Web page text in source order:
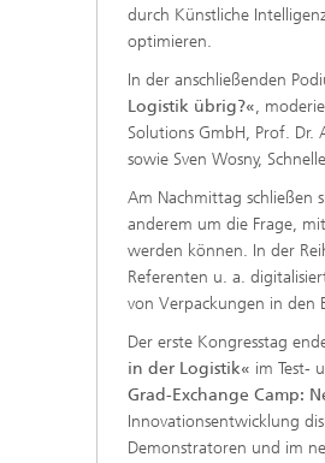
durch Künstliche
optimieren.
In der anschließenden
Logistik übrig?«,
Solutions GmbH, Prof. Dr.
sowie Sven Wosny,
Am Nachmittag schließen
anderem um die Frage,
werden können. In der
Referenten u. a.
von Verpackungen in den
Der erste Kongresstag
in der Logistik« im Test-
Grad-Exchange Camp:
Innovationsentwicklung
Demonstratoren und im